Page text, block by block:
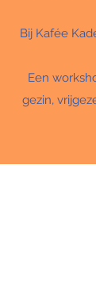
Bij Kafée
Een
gezin,